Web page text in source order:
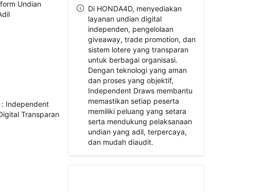
Di HONDA4D, menyediakan
layanan undian digital
independen, pengelolaan
giveaway, trade promotion, dan
sistem lotere yang transparan
untuk berbagai organisasi.
Dengan teknologi yang aman
dan proses yang objektif,
Independent Draws membantu
memastikan setiap peserta
memiliki peluang yang setara
serta mendukung pelaksanaan
undian yang adil, terpercaya,
dan mudah diaudit.